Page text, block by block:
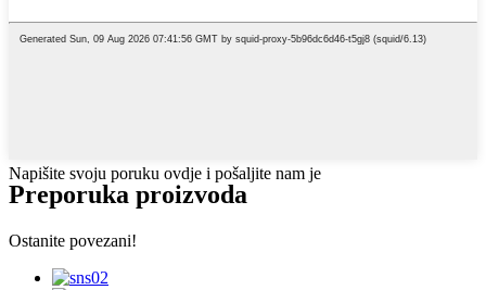
Napišite svoju poruku ovdje i pošaljite nam je
Preporuka proizvoda
Ostanite povezani!